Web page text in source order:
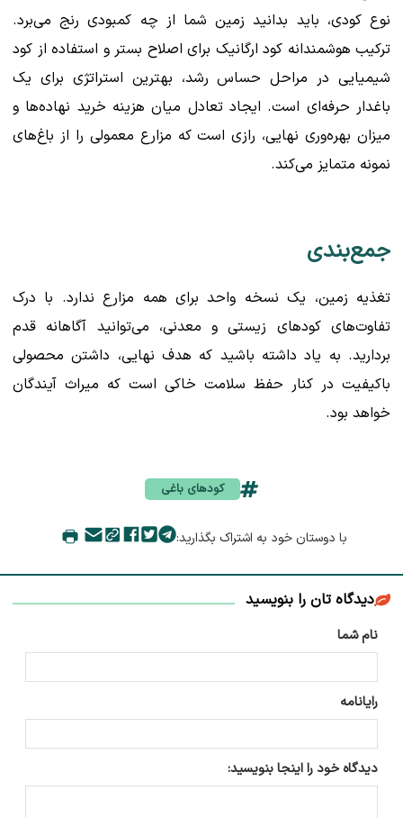
نوع کودی، باید بدانید زمین شما از چه کمبودی رنج می‌برد.
ترکیب هوشمندانه کود ارگانیک برای اصلاح بستر و استفاده از کود
شیمیایی در مراحل حساس رشد، بهترین استراتژی برای یک
باغدار حرفه‌ای است. ایجاد تعادل میان هزینه خرید نهاده‌ها و
میزان بهره‌وری نهایی، رازی است که مزارع معمولی را از باغ‌های
نمونه متمایز می‌کند.
جمع‌بندی
تغذیه زمین، یک نسخه واحد برای همه مزارع ندارد. با درک
تفاوت‌های کودهای زیستی و معدنی، می‌توانید آگاهانه قدم
بردارید. به یاد داشته باشید که هدف نهایی، داشتن محصولی
باکیفیت در کنار حفظ سلامت خاکی است که میراث آیندگان
خواهد بود.
کودهای باغی
با دوستان خود به اشتراک بگذارید:
دیدگاه تان را بنویسید
نام شما
رایانامه
دیدگاه خود را اینجا بنویسید: